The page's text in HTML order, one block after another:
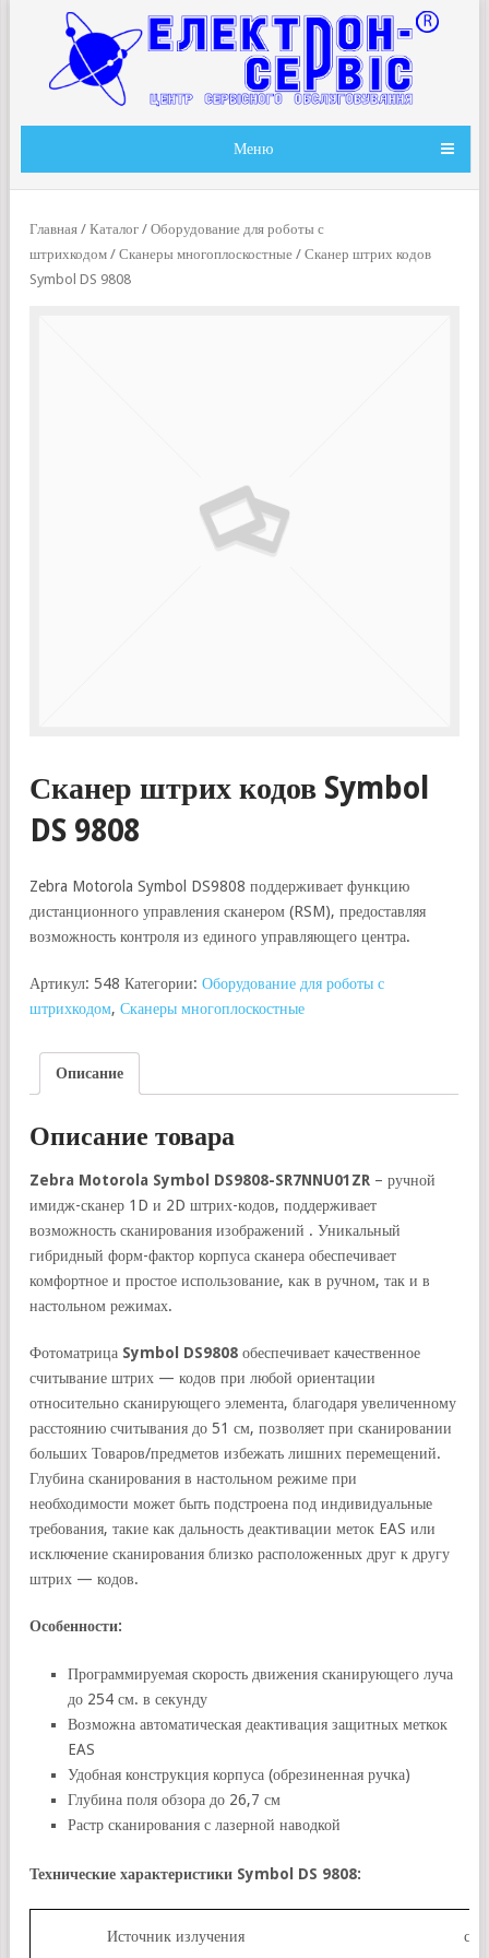
Меню
Главная / Каталог / Оборудование для роботы с
штрихкодом / Сканеры многоплоскостные / Сканер штрих кодов
Symbol DS 9808
Сканер штрих кодов Symbol
DS 9808
Zebra Motorola Symbol DS9808 поддерживает функцию
дистанционного управления сканером (RSM), предоставляя
возможность контроля из единого управляющего центра.
Артикул: 548 Категории: Оборудование для роботы с
штрихкодом, Сканеры многоплоскостные
Описание
Описание товара
Zebra Motorola Symbol DS9808-SR7NNU01 ZR – ручной
имидж-сканер 1D и 2D штрих-кодов, поддерживает
возможность сканирования изображений . Уникальный
гибридный форм-фактор корпуса сканера обеспечивает
комфортное и простое использование, как в ручном, так и в
настольном режимах.
Фотоматрица Symbol DS9808 обеспечивает качественное
считывание штрих — кодов при любой ориентации
относительно сканирующего элемента, благодаря увеличенному
расстоянию считывания до 51 см, позволяет при сканировании
больших Товаров/предметов избежать лишних перемещений.
Глубина сканирования в настольном режиме при
необходимости может быть подстроена под индивидуальные
требования, такие как дальность деактивации меток EAS или
исключение сканирования близко расположенных друг к другу
штрих — кодов.
Особенности:
Программируемая скорость движения сканирующего луча
до 254 см. в секунду
Возможна автоматическая деактивация защитных меткок
EAS
Удобная конструкция корпуса (обрезиненная ручка)
Глубина поля обзора до 26,7 см
Растр сканирования с лазерной наводкой
Технические характеристики Symbol DS 9808:
Источник излучения